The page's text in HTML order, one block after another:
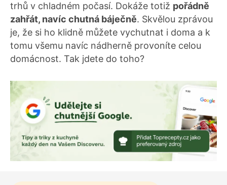
trhů v chladném počasí. Dokáže totiž pořádně
zahřát, navíc chutná báječně. Skvělou zprávou
je, že si ho klidně můžete vychutnat i doma a k
tomu všemu navíc nádherně provoníte celou
domácnost. Tak jdete do toho?